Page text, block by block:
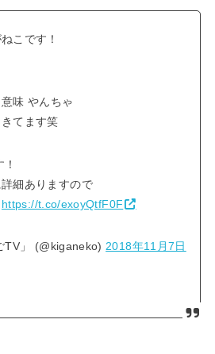
こです！
味 やんちゃ
てます笑
細ありますので
https://t.co/exoyQtfF0F
TV」 (@kiganeko)2018年11月7日